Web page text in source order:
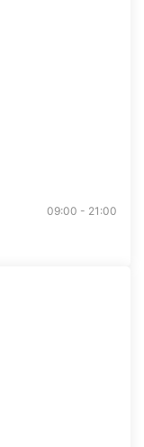
09:00 - 21:00